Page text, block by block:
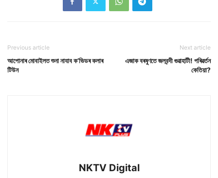
Previous article
আপোনাৰ মোবাইলত শুনা নাযাব ক’ভিডৰ কলাৰ
টিউন
Next article
এজাক বৰষুণতে জলবন্দী গুৱাহাটী! পৰিৱৰ্তন
কেতিয়া?
NKTV Digital